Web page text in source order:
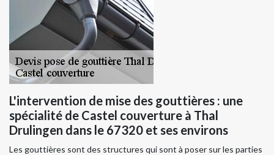
L'intervention de mise des gouttières : une
spécialité de Castel couverture à Thal
Drulingen dans le 67320 et ses environs
Les gouttières sont des structures qui sont à poser sur les parties